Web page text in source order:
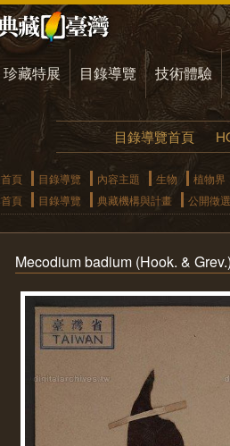
珍藏特展 目錄導覽 技術體驗
目錄導覽首頁
首頁 目錄導覽 內容主題 生物 植物界
首頁
目錄導覽 典藏機構與計畫 公開徵
Mecodium badium (Hook. &